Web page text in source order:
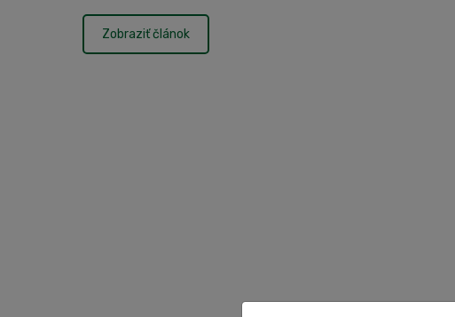
rokoch, no môžete na ne poriadn...
Zobraziť článok